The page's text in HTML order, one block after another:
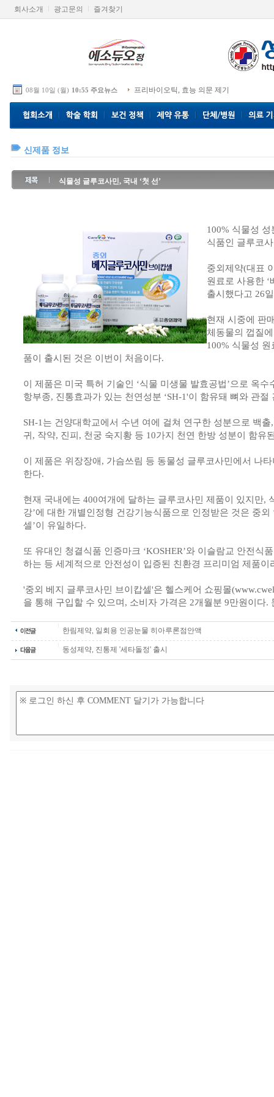
회사소개 광고문의 즐겨찾기
08월 10일 (월) 10:55 주요뉴스 프리바이오틱, 효능 의문 제기
신제품 정보
식물성 글루코사민, 국내 ‘첫 선’
100% 식물성
식품인 글루코
중외제약(대표
원료로 사용한 ‘
출시했다고 26
현재 시중에 판
체동물의 껍질
100% 식물성
품이 출시된 것은 이번이 처음이다.
이 제품은 미국 특허 기술인 ‘식물 미생물 발효공법’으로 옥
항부종, 진통효과가 있는 천연성분 ‘SH-1'이 함유돼 뼈와 관
SH-1는 건양대학교에서 수년 여에 걸쳐 연구한 성분으로 백
귀, 작약, 진피, 천궁 숙지황 등 10가지 천연 한방 성분이 함유
이 제품은 위장장애, 가슴쓰림 등 동물성 글루코사민에서 나
한다.
현재 국내에는 400여개에 달하는 글루코사민 제품이 있지만,
강’에 대한 개별인정형 건강기능식품으로 인정받은 것은 중외
셀’이 유일하다.
또 유대인 청결식품 인증마크 ‘KOSHER’와 이슬람교 안전식
하는 등 세계적으로 안전성이 입증된 친환경 프리미엄 제품이
'중외 베지 글루코사민 브이캅셀'은 헬스케어 쇼핑몰
을 통해 구입할 수 있으며, 소비자 가격은 2개월분 9만원이다.
한림제약, 일회용 인공눈물 히아루론점안액
동성제약, 진통제 '세타돌정' 출시